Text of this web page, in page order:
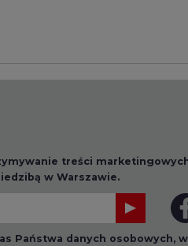
treści
w Warszawie.
Państwa danych osobowych,